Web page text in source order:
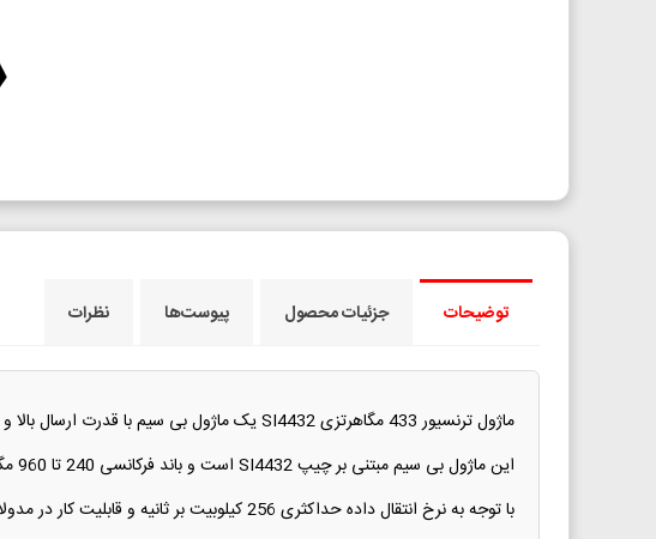
توضیحات جزئیات محصول پیوست‌ها نظرات
ماژول ترنسیور 433 مگاهرتزی SI4432 یک ماژول بی سیم با قدرت ارسال بالا و توان مصرفی پایین است و می تواند میزان مصرف باتری را اندازه گیری کند.
این ماژول بی سیم مبتنی بر چیپ SI4432 است و باند فرکانسی 240 تا 960 مگاهرتز را پوشش می دهد و در فرکانس 433 مگاهرتزی عمل می کند.
با توجه به نرخ انتقال داده حداکثری 256 کیلوبیت بر ثانیه و قابلیت کار در مدولاسیون های FSK, GFSK و OOK این ترنسیور در موارد متعدد ریموت کنترل و کنترل وایرلس استفاده می شود.